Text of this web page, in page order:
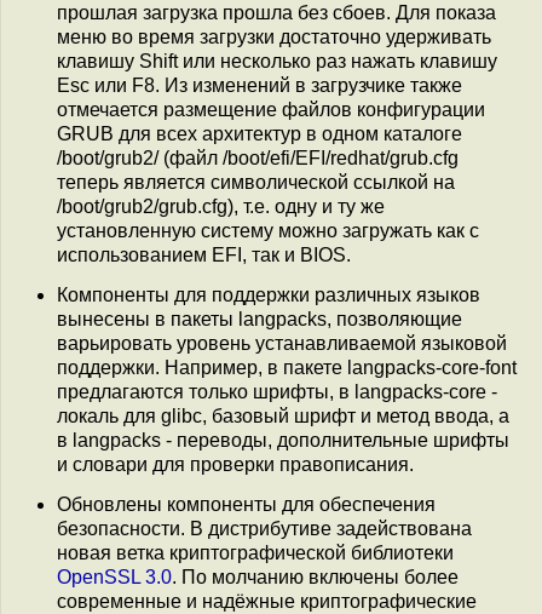
прошлая загрузка прошла без сбоев. Для показа
меню во время загрузки достаточно удерживать
клавишу Shift или несколько раз нажать клавишу
Esc или F8. Из изменений в загрузчике также
отмечается размещение файлов конфигурации
GRUB для всех архитектур в одном каталоге
/boot/grub2/ (файл /boot/efi/EFI/redhat/grub.cfg
теперь является символической ссылкой на
/boot/grub2/grub.cfg), т.е. одну и ту же
установленную систему можно загружать как с
использованием EFI, так и BIOS.
Компоненты для поддержки различных языков
вынесены в пакеты langpacks, позволяющие
варьировать уровень устанавливаемой языковой
поддержки. Например, в пакете langpacks-core-font
предлагаются только шрифты, в langpacks-core -
локаль для glibc, базовый шрифт и метод ввода, а
в langpacks - переводы, дополнительные шрифты
и словари для проверки правописания.
Обновлены компоненты для обеспечения
безопасности. В дистрибутиве задействована
новая ветка криптографической библиотеки
OpenSSL 3.0. По молчанию включены более
современные и надёжные криптографические